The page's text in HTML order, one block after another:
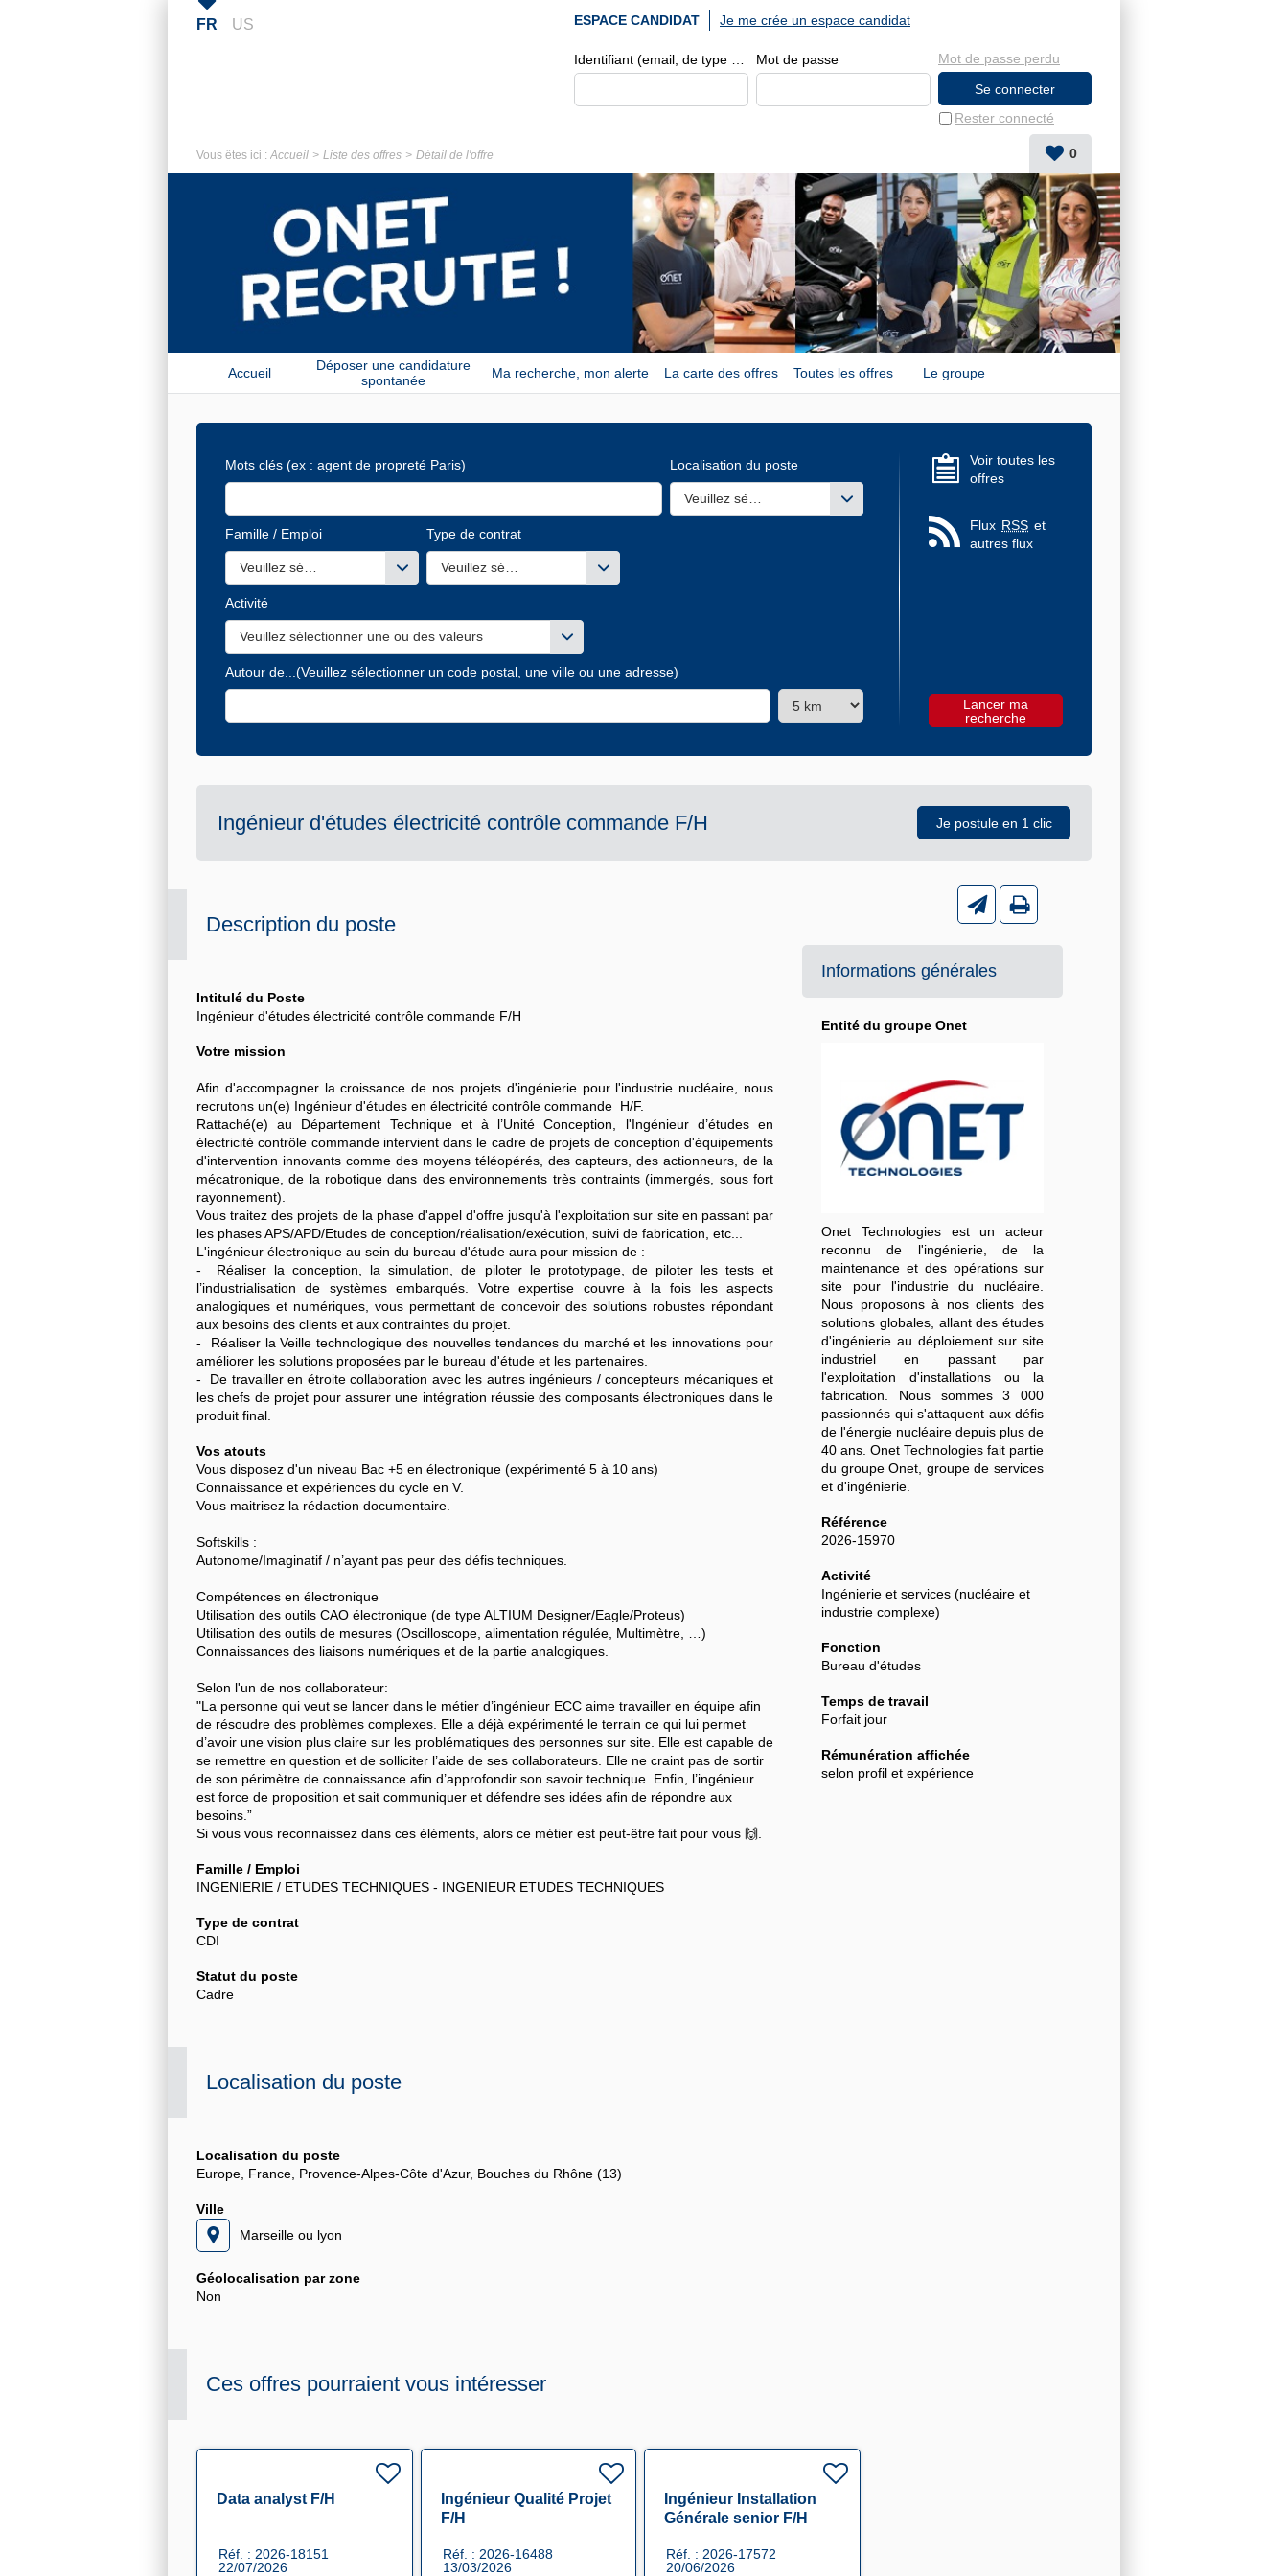
FR US ESPACE CANDIDAT
Mot de passe
Rester connecté
Mot de passe perdu
Je me crée un espace candidat
Vous êtes ici : Accueil Liste des offres Détail de l'offre 0
Accueil
Déposer une candidature
spontanée
Ma recherche, mon alerte La carte des offres Toutes les offres Le groupe
Mots clés (ex : agent de propreté Paris) Localisation du poste
Veuillez sélectionner une ou des valeurs
Famille / Emploi
Veuillez sélectionner une ou des valeurs
Type de contrat
Veuillez sélectionner une ou des valeurs
Activité
Veuillez sélectionner une ou des valeurs
Autour de...(Veuillez sélectionner un code postal, une ville ou une adresse)
Voir toutes les
offres
Flux RSS et
autres flux
Ingénieur d'études électricité contrôle commande F/H
Description du poste
Intitulé du Poste
Ingénieur d'études électricité contrôle commande F/H
Votre mission
Afin d'accompagner la croissance de nos projets d'ingénierie pour l'industrie nucléaire, nous
recrutons un(e) Ingénieur d'études en électricité contrôle commande H/F.
Rattaché(e) au Département Technique et à l’Unité Conception, l'Ingénieur d’études en
électricité contrôle commande intervient dans le cadre de projets de conception d'équipements
d'intervention innovants comme des moyens téléopérés, des capteurs, des actionneurs, de la
mécatronique, de la robotique dans des environnements très contraints (immergés, sous fort
rayonnement).
Vous traitez des projets de la phase d'appel d'offre jusqu'à l'exploitation sur site en passant par
les phases APS/APD/Etudes de conception/réalisation/exécution, suivi de fabrication, etc...
L'ingénieur électronique au sein du bureau d'étude aura pour mission de :
- Réaliser la conception, la simulation, de piloter le prototypage, de piloter les tests et
l’industrialisation de systèmes embarqués. Votre expertise couvre à la fois les aspects
analogiques et numériques, vous permettant de concevoir des solutions robustes répondant
aux besoins des clients et aux contraintes du projet.
- Réaliser la Veille technologique des nouvelles tendances du marché et les innovations pour
améliorer les solutions proposées par le bureau d'étude et les partenaires.
- De travailler en étroite collaboration avec les autres ingénieurs / concepteurs mécaniques et
les chefs de projet pour assurer une intégration réussie des composants électroniques dans le
produit final.
Vos atouts
Vous disposez d'un niveau Bac +5 en électronique (expérimenté 5 à 10 ans)
Connaissance et expériences du cycle en V.
Vous maitrisez la rédaction documentaire.
Softskills :
Autonome/Imaginatif / n’ayant pas peur des défis techniques.
Compétences en électronique
Utilisation des outils CAO électronique (de type ALTIUM Designer/Eagle/Proteus)
Utilisation des outils de mesures (Oscilloscope, alimentation régulée, Multimètre, …)
Connaissances des liaisons numériques et de la partie analogiques.
Selon l'un de nos collaborateur:
"La personne qui veut se lancer dans le métier d’ingénieur ECC aime travailler en équipe afin
de résoudre des problèmes complexes. Elle a déjà expérimenté le terrain ce qui lui permet
d’avoir une vision plus claire sur les problématiques des personnes sur site. Elle est capable de
se remettre en question et de solliciter l’aide de ses collaborateurs. Elle ne craint pas de sortir
de son périmètre de connaissance afin d’approfondir son savoir technique. Enfin, l’ingénieur
est force de proposition et sait communiquer et défendre ses idées afin de répondre aux
besoins.”
Si vous vous reconnaissez dans ces éléments, alors ce métier est peut-être fait pour vous 🙌.
Famille / Emploi
INGENIERIE / ETUDES TECHNIQUES - INGENIEUR ETUDES TECHNIQUES
Type de contrat
CDI
Statut du poste
Cadre
Localisation du poste
Localisation du poste
Europe, France, Provence-Alpes-Côte d'Azur, Bouches du Rhône (13)
Ville
Marseille ou lyon
Géolocalisation par zone
Non
Informations générales
Entité du groupe Onet
Onet Technologies est un acteur
reconnu de l'ingénierie, de la
maintenance et des opérations sur
site pour l'industrie du nucléaire.
Nous proposons à nos clients des
solutions globales, allant des études
d'ingénierie au déploiement sur site
industriel en passant par
l'exploitation d'installations ou la
fabrication. Nous sommes 3 000
passionnés qui s'attaquent aux défis
de l'énergie nucléaire depuis plus de
40 ans. Onet Technologies fait partie
du groupe Onet, groupe de services
et d'ingénierie.
Référence
2026-15970
Activité
Ingénierie et services (nucléaire et
industrie complexe)
Fonction
Bureau d'études
Temps de travail
Forfait jour
Rémunération affichée
selon profil et expérience
Ces offres pourraient vous intéresser
Data analyst F/H
Réf. : 2026-18151
22/07/2026
Ingénieur Qualité Projet
F/H
Réf. : 2026-16488
13/03/2026
Ingénieur Installation
Générale senior F/H
Réf. : 2026-17572
20/06/2026